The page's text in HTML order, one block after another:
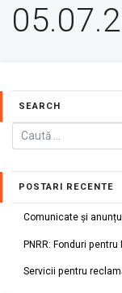
SEARCH
POSTARI RECENTE
Comunicate și
PNRR: Fonduri
Servicii pentru